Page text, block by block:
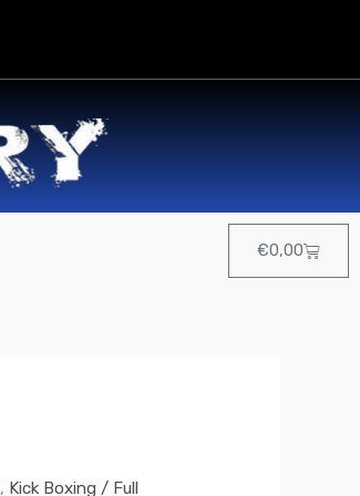
€0,00Cart
, Kick Boxing / Full